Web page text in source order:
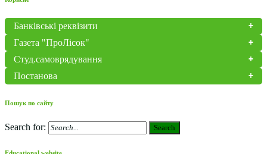
Банківські реквізити
Газета "ПроЛісок"
Студ.самоврядування
Постанова
Пошук по сайту
Search for: Search